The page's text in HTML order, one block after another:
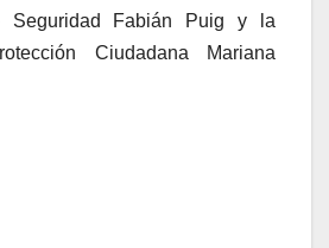
Seguridad Fabián Puig y la
Ciudadana Mariana